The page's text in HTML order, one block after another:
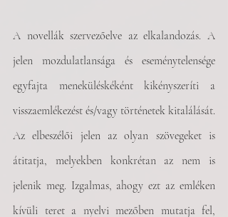
A novellák szervezőelve az elkalandozás. A
jelen mozdulatlansága és eseménytelensége
egyfajta meneküléskéként kikényszeríti a
visszaemlékezést és/vagy történetek kitalálását.
Az elbeszélői jelen az olyan szövegeket is
átitatja, melyekben konkrétan az nem is
jelenik meg. Izgalmas, ahogy ezt az emléken
kívüli teret a nyelvi mezőben mutatja fel,